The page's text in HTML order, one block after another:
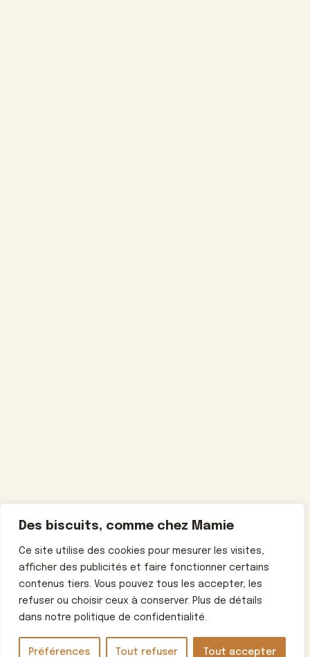
Des biscuits, comme chez Mamie
Ce site utilise des cookies pour mesurer les visites,
afficher des publicités et faire fonctionner certains
contenus tiers. Vous pouvez tous les accepter, les
refuser ou choisir ceux à conserver. Plus de détails
dans notre politique de confidentialité.
Préférences Tout refuser Tout accepter